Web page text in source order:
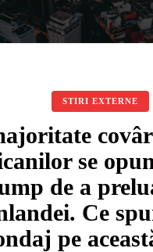
STIRI EXTERNE
se
de a
Ce
pe